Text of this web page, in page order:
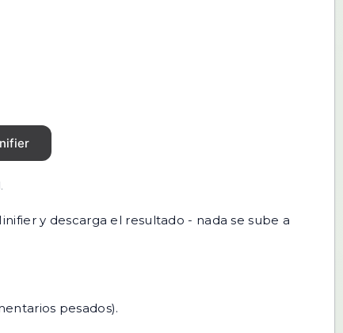
y descarga el resultado - nada se sube a
pesados).